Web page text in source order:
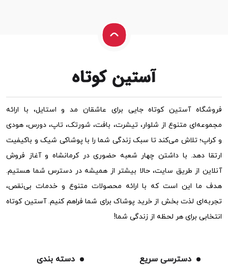
فروشگاه آستین کوتاه جایی برای عاشقان مد و استایل، با ارائه
مجموعه‌ای متنوع از شلوار، تیشرت، بافت، شورتک، تاپ، دورس، هودی
و کراپ؛ تلاش می‌کند تا سبک زندگی شما را با پوشاکی شیک و باکیفیت
ارتقا دهد. با داشتن چهار شعبه حضوری در کرمانشاه و آغاز فروش
آنلاین از طریق سایت، حالا بیشتر از همیشه در دسترس شما هستیم.
هدف ما این است که با ارائه محصولات متنوع و خدمات بی‌نقص،
تجربه‌ای لذت بخش از خرید پوشاک برای شما فراهم کنیم. آستین کوتاه
انتخابی برای هر لحظه از زندگی شما!
دسترسی سریع دسته بندی